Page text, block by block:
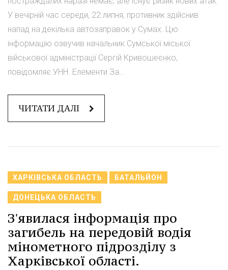
У вечірній час середи, 22 липня, противник здійснив
напад на декілька автозаправок у Сумах. Цю
інформацію озвучив начальник Сумської міської
військової адміністрації Сергій Кривошеєнко,
повідомляє УНН. Елементи За...
ЧИТАТИ ДАЛІ
ХАРКІВСЬКА ОБЛАСТЬ БАТАЛЬЙОН
ДОНЕЦЬКА ОБЛАСТЬ
З'явилася інформація про
загибель на передовій водія
мінометного підрозділу з
Харківської області.